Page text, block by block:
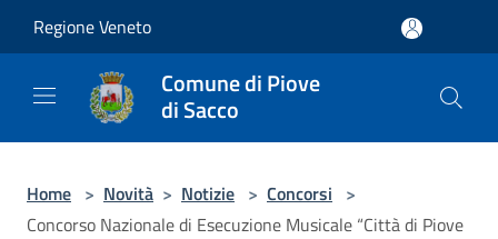
Regione Veneto
Comune di Piove
di Sacco
Home > Novità > Notizie > Concorsi >
Concorso Nazionale di Esecuzione Musicale “Città di Piove